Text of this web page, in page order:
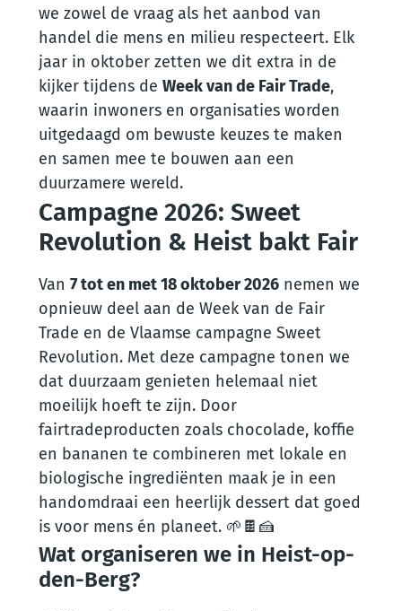
we zowel de vraag als het aanbod van
handel die mens en milieu respecteert. Elk
jaar in oktober zetten we dit extra in de
kijker tijdens de Week van de Fair Trade,
waarin inwoners en organisaties worden
uitgedaagd om bewuste keuzes te maken
en samen mee te bouwen aan een
duurzamere wereld.
Campagne 2026: Sweet
Revolution & Heist bakt Fair
Van 7 tot en met 18 oktober 2026 nemen we
opnieuw deel aan de Week van de Fair
Trade en de Vlaamse campagne Sweet
Revolution. Met deze campagne tonen we
dat duurzaam genieten helemaal niet
moeilijk hoeft te zijn. Door
fairtradeproducten zoals chocolade, koffie
en bananen te combineren met lokale en
biologische ingrediënten maak je in een
handomdraai een heerlijk dessert dat goed
is voor mens én planeet. 🌱🍫🍰
Wat organiseren we in Heist-op-
den-Berg?